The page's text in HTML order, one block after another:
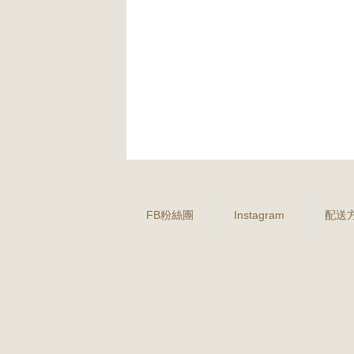
FB粉絲團 Instagram 配送